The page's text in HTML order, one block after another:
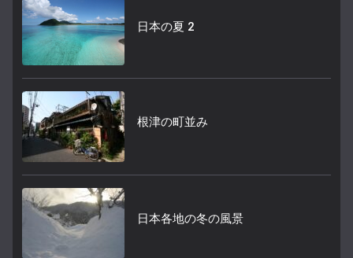
日本の夏 2
根津の町並み
日本各地の冬の風景